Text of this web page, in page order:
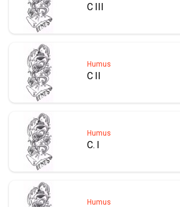
C III
Humus
C II
Humus
C. I
Humus